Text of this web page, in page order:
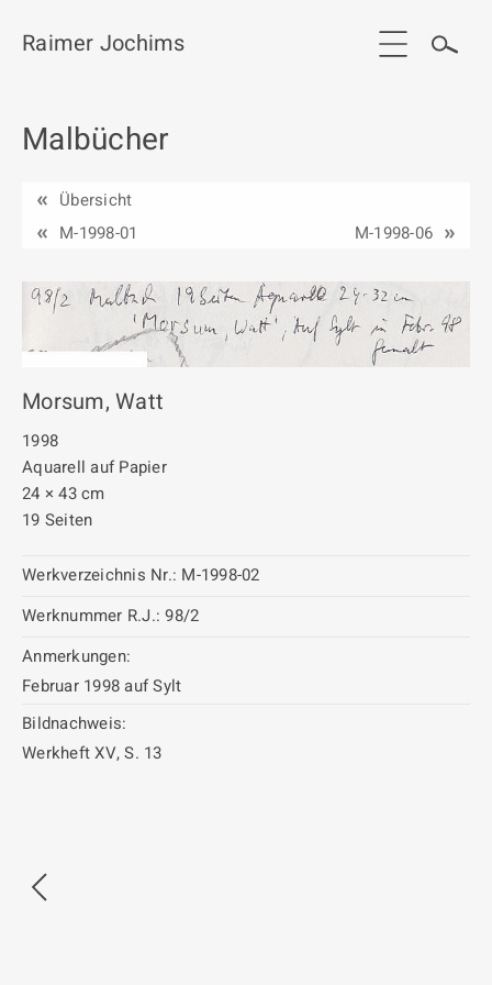
Start
Werkgruppen / Work groups
Ausstellungen
Vita
Kontakt
Raimer Jochims
Malbücher
Übersicht
M-1998-01
M-1998-06
Morsum, Watt
1998
Aquarell auf Papier
24 × 43 cm
19 Seiten
Werkverzeichnis Nr.: M-1998-02
Werknummer R.J.: 98/2
Anmerkungen:
Februar 1998 auf Sylt
Bildnachweis:
Werkheft XV, S. 13